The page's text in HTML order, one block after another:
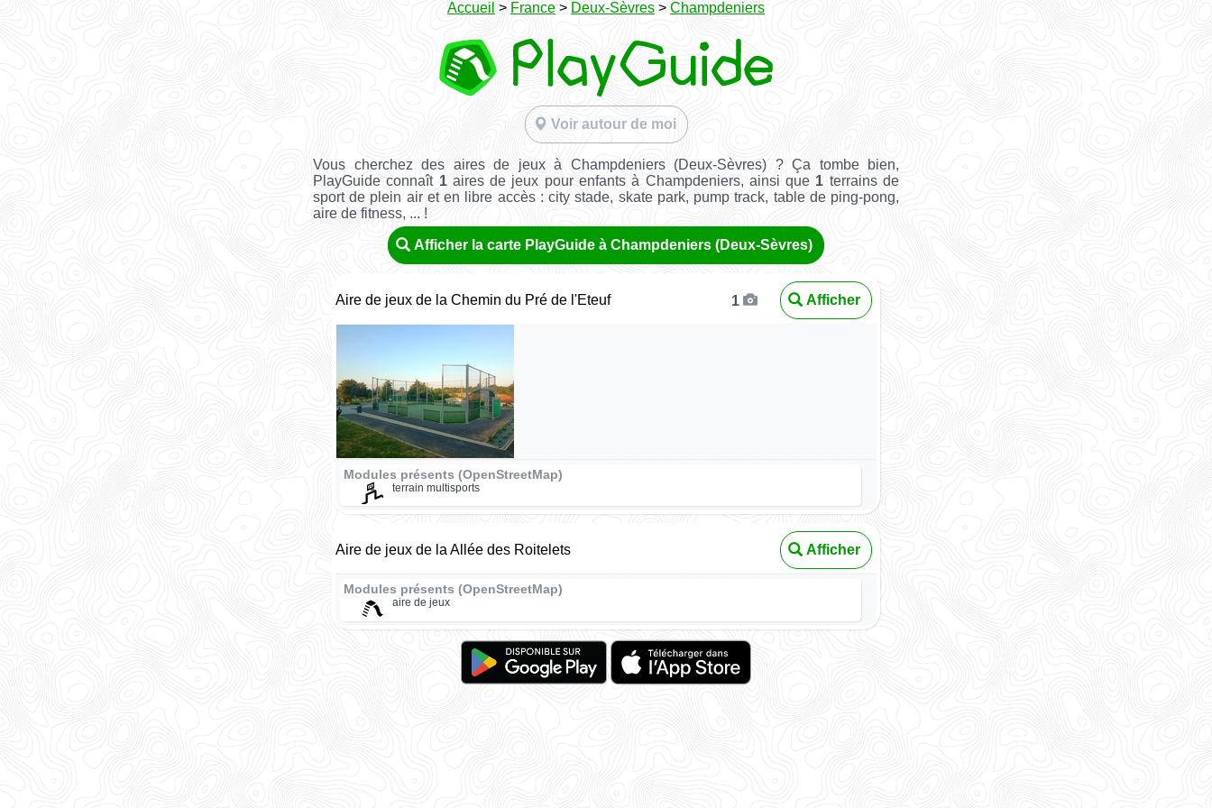
Accueil > France > Deux-Sèvres > Champdeniers
Voir autour de moi
Vous cherchez des aires de jeux à Champdeniers (Deux-Sèvres) ? Ça tombe bien,
PlayGuide connaît 1aires de jeux pour enfants à Champdeniers, ainsi que 1 terrains de
sport de plein air et en libre accès : city stade, skate park, pump track, table de ping-pong,
aire de fitness, ... !
Afficher la carte PlayGuide à Champdeniers (Deux-Sèvres)
Aire de jeux de la Chemin du Pré de l'Eteuf 1 Afficher
Modules présents (OpenStreetMap)
terrain multisports
Aire de jeux de la Allée des Roitelets Afficher
Modules présents (OpenStreetMap)
aire de jeux